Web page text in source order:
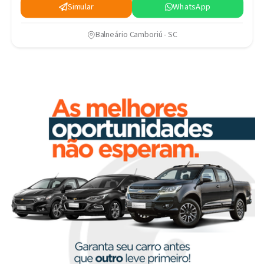
Simular WhatsApp
Balneário Camboriú - SC